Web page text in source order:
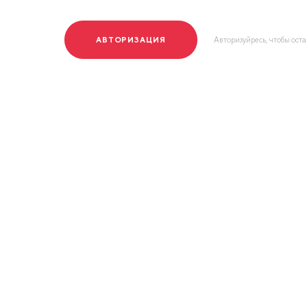
АВТОРИЗАЦИЯ Авторизуйресь, чтобы